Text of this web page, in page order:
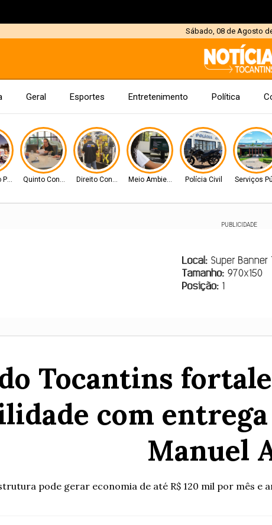
Sábado, 08 de Agosto
Geral Esportes Entretenimento Política
PopularQuinto ConstitucionaDireito ConsumidorMeio Ambiente Polícia Civil Serviços
PUBLICIDADE
Tocantins
com
Manuel
pode gerar economia de até R$ 120 mil por mês